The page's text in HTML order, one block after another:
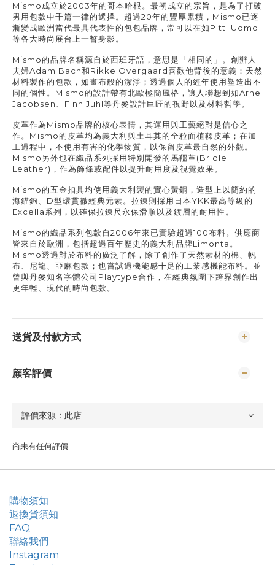
Mismo成立於2003年的哥本哈根。最初成立的宗旨，是為了打破
男用包款中千篇一律的選擇。超過20年的豐厚累積， Mismo已逐
漸變成歐洲當代最具代表性的包包品牌，常可以在如Pitti Uomo
等各大時尚展台上一瞥身影。
Mismo的品牌名稱源自於西班牙語，意思是「相同的」。創辦人
夫婦Adam Bach和Rikke Overgaard喜歡他背後的意義：天然
材料製作的包款，如畫布般的潔淨；透過個人的經年使用塑造出不
同的個性。 Mismo的設計帶有北歐極簡風格，讓人聯想到如Arne
Jacobsen、 Finn Juhl等丹麥設計巨匠的視野以及材料哲學。
皮革作為Mismo品牌的核心表情，其運用與工藝絕對是信心之
作。 Mismo的皮革均為義大利與土耳其的全粒面植鞣皮革；在加
工過程中，不使用有害的化學物質，以保留皮革最自然的外觀。
Mismo 另外也在織品系列採用特別開發的馬韁革(Bridle
Leather) ，作為飾條或配件以提升耐用度及視覺效果。
Mismo的五金扣具均使用義大利製的實心黃銅，造型上以簡約的
海錨鉤、 D型環貫徹經典元素。拉鍊則採用日本YKK最高等級的
Excella系列，以確保拉鍊尺永保滑順以及鍍層的耐用性。
Mismo的織品系列包款自2006年來已實驗超過100布料。供應商
皆來自於歐洲，包括超過百年歷史的義大利品牌Limonta。
Mismo透過對於布料的廣泛了解，除了創作了天然素材的棉、帆
布、尼龍、亞麻包款；也嘗試過機能感十足的工業感機能布料。並
曾與丹麥知名字體公司 Playtype合作，在經典氛圍下跨界創作出
更年輕、現代的時尚包款。
送貨及付款方式
顧客評價
尚未有任何評價
購物須知
退換貨須知
FAQ
聯絡我們
Instagram